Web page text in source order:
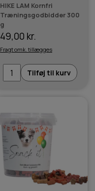
HIKE LAM Kornfri
Træningsgodbidder 300
g
49,00 kr.
Fragt omk. tillægges
Tilføj til kurv